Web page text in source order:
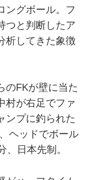
ングボール。フ
つと判断したア
析してきた象徴
FKが壁に当た
村が右足でファ
ンプに釣られた
ヘッドでボール
、日本先制。